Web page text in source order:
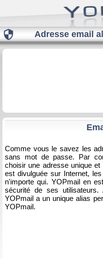
 Adresse email
Comme vous le savez les
sans mot de passe. Par
choisir une adresse unique
est divulguée sur Internet,
n'importe qui. YOPmail en
sécurité de ses utilisateurs.
YOPmail a un unique alias
YOPmail.